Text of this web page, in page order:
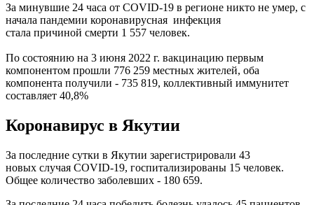
За минувшие 24 часа от СOVID-19 в регионе никто не умер, с
начала пандемии коронавирусная инфекция
стала причиной смерти 1 557 человек.
По состоянию на 3 июня 2022 г. вакцинацию первым
компонентом прошли 776 259 местных жителей, оба
компонента получили - 735 819, коллективный иммунитет
составляет 40,8%
Коронавирус в Якутии
За последние сутки в Якутии зарегистрировали 43
новых случая COVID-19, госпитализированы 15 человек.
Общее количество заболевших - 180 659.